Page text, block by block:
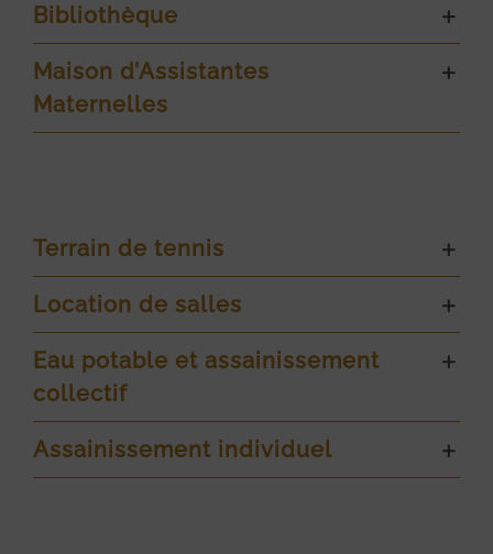
Bibliothèque
Maison d’Assistantes
Maternelles
Terrain de tennis
Location de salles
Eau potable et assainissement
collectif
Assainissement individuel